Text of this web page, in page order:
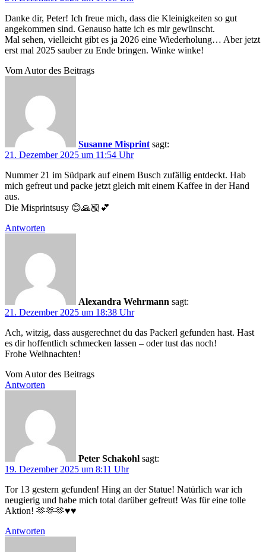
Danke dir, Peter! Ich freue mich, dass die Kleinigkeiten so gut
angekommen sind. Genauso hatte ich es mir gewünscht.
Mal sehen, vielleicht gibt es ja 2026 eine Wiederholung… Aber jetzt
erst mal 2025 sauber zu Ende bringen. Winke winke!
Vom Autor des Beitrags
Susanne Misprint sagt:
21. Dezember 2025 um 11:54 Uhr
Nummer 21 im Südpark auf einem Busch zufällig entdeckt. Hab
mich gefreut und packe jetzt gleich mit einem Kaffee in der Hand
aus.
Die Misprintsusy 😊🙏🏼💕
Antworten
Alexandra Wehrmann sagt:
21. Dezember 2025 um 18:38 Uhr
Ach, witzig, dass ausgerechnet du das Packerl gefunden hast. Hast
es dir hoffentlich schmecken lassen – oder tust das noch!
Frohe Weihnachten!
Vom Autor des Beitrags
Antworten
Peter Schakohl sagt:
19. Dezember 2025 um 8:11 Uhr
Tor 13 gestern gefunden! Hing an der Statue! Natürlich war ich
neugierig und habe mich total darüber gefreut! Was für eine tolle
Aktion! 🫶🫶🫶♥️♥️
Antworten